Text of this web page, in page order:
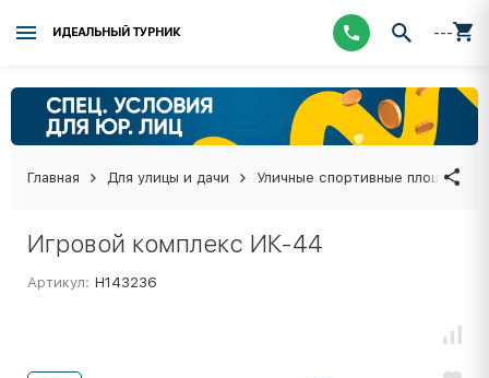
ИДЕАЛЬНЫЙ ТУРНИК ---
Главная Для улицы и дачи Уличные спортивные площадки
Игровой комплекс ИК-44
Артикул: Н143236